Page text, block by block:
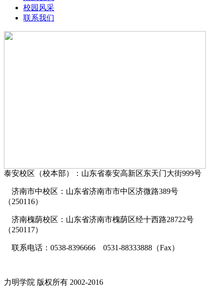
校园风采
联系我们
泰安校区（校本部）：山东省泰安高新区东天门大街999号
济南市中校区：山东省济南市市中区济微路389号
（250116）
济南槐荫校区：山东省济南市槐荫区经十西路28722号
（250117）
联系电话：0538-8396666 0531-88333888（Fax）
力明学院 版权所有 2002-2016